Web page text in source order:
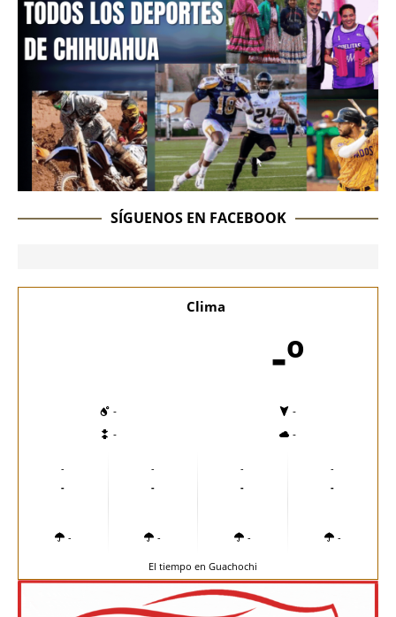
SÍGUENOS EN FACEBOOK
Clima
-º
-
-
-
-
-
-
-
-
-
-
-
-
-
-
-
-
El tiempo en Guachochi